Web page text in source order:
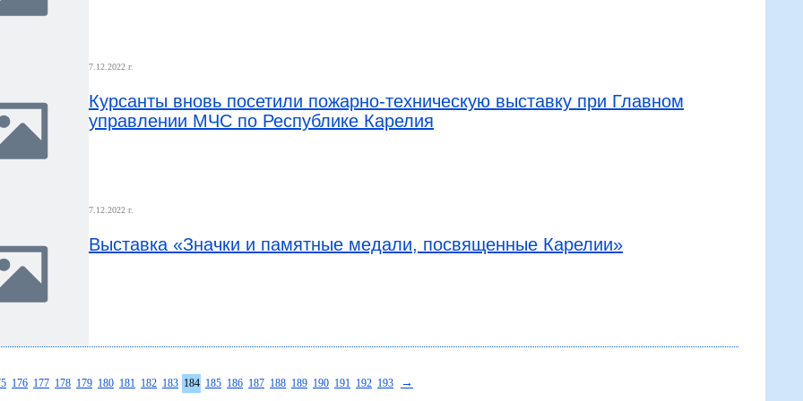
7.12.2022 г.
Курсанты вновь посетили пожарно-техническую выставку при Главном
управлении МЧС по Республике Карелия
7.12.2022 г.
Выставка «Значки и памятные медали, посвященные Карелии»
176 177 178 179 180 181 182 183 184 185 186 187 188 189 190 191 192 193 →